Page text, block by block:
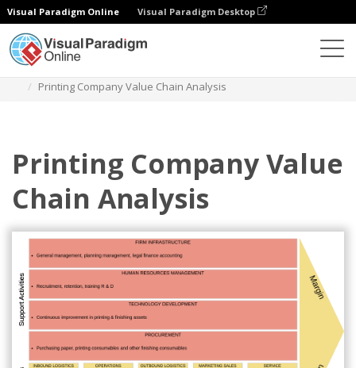
Visual Paradigm Online Visual Paradigm Desktop
Printing Company Value Chain Analysis
Printing Company Value
Chain Analysis